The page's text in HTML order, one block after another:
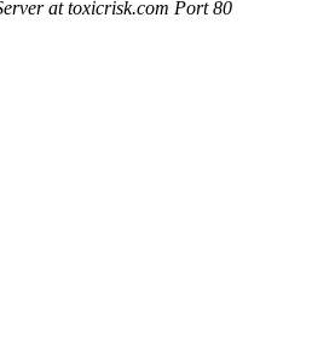
at toxicrisk.com Port 80